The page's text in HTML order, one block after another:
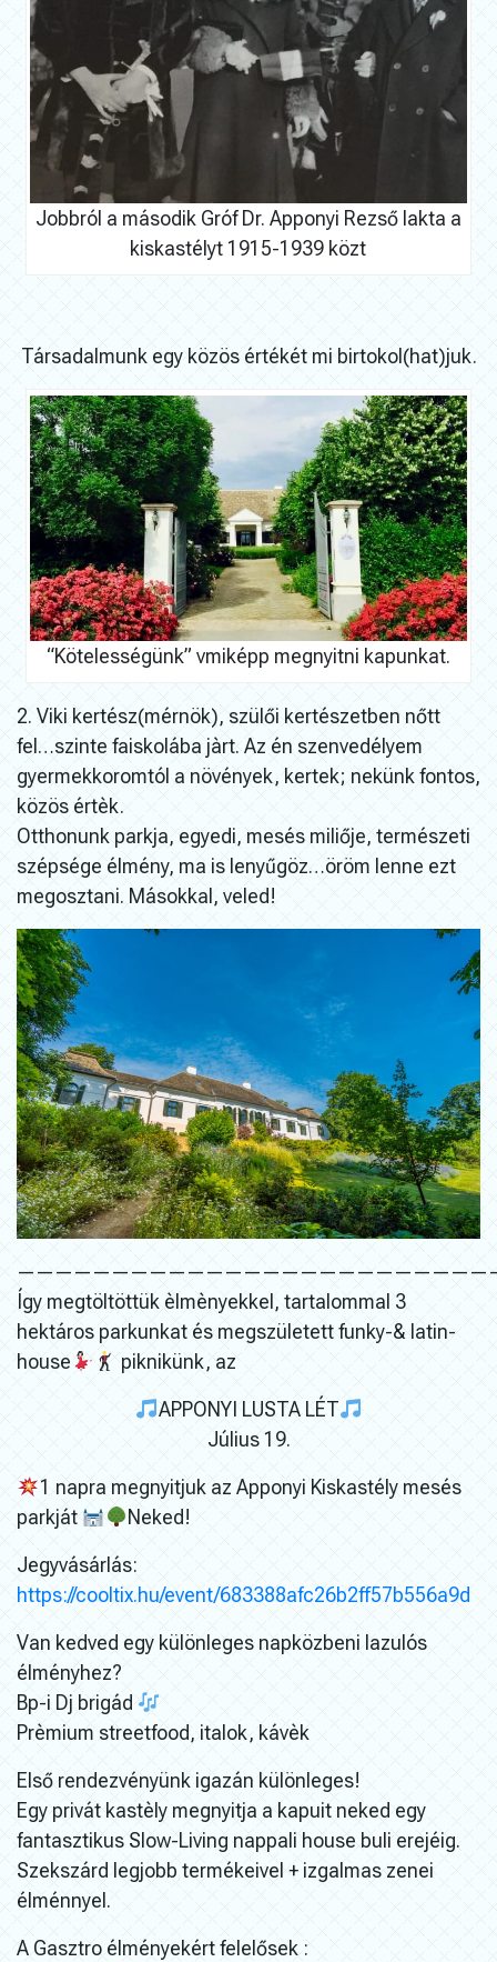
Jobbról a második Gróf Dr. Apponyi Rezső lakta a
kiskastélyt 1915-1939 közt
Társadalmunk egy közös értékét mi birtokol(hat)juk.
“Kötelességünk” vmiképp megnyitni kapunkat.
2. Viki kertész(mérnök), szülői kertészetben nőtt
fel…szinte faiskolába jàrt. Az én szenvedélyem
gyermekkoromtól a növények, kertek; nekünk fontos,
közös értèk.
Otthonunk parkja, egyedi, mesés miliője, természeti
szépsége élmény, ma is lenyűgöz…öröm lenne ezt
megosztani. Másokkal, veled!
Így megtöltöttük èlmènyekkel, tartalommal 3
hektáros parkunkat és megszületett funky-& latin-
house
piknikünk, az
APPONYI LUSTA LÉT
Július 19.
1 napra megnyitjuk az Apponyi Kiskastély mesés
parkját
Neked!
Jegyvásárlás:
https://cooltix.hu/event/683388afc26b2ff57b556a9d
Van kedved egy különleges napközbeni lazulós
élményhez?
Bp-i Dj brigád
Prèmium streetfood, italok, kávèk
Első rendezvényünk igazán különleges!
Egy privát kastèly megnyitja a kapuit neked egy
fantasztikus Slow-Living nappali house buli erejéig.
Szekszárd legjobb termékeivel + izgalmas zenei
élménnyel.
A Gasztro élményekért felelősek :